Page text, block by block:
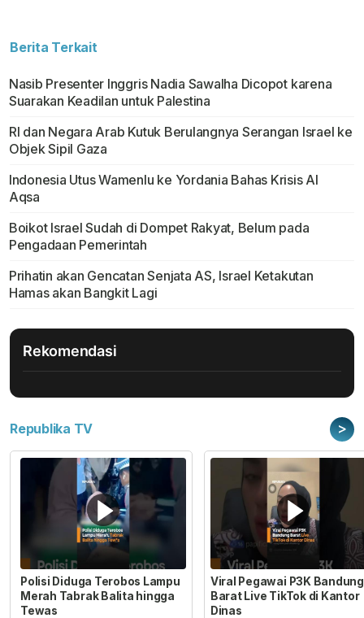
Berita Terkait
Nasib Presenter Inggris Nadia Sawalha Dicopot karena
Suarakan Keadilan untuk Palestina
RI dan Negara Arab Kutuk Berulangnya Serangan Israel ke
Objek Sipil Gaza
Indonesia Utus Wamenlu ke Yordania Bahas Krisis Al
Aqsa
Boikot Israel Sudah di Dompet Rakyat, Belum pada
Pengadaan Pemerintah
Prihatin akan Gencatan Senjata AS, Israel Ketakutan
Hamas akan Bangkit Lagi
Rekomendasi
Republika TV >
Polisi Diduga Terobos Lampu
Merah Tabrak Balita hingga
Tewas
Viral Pegawai P3K Bandung
Barat Live TikTok di Kantor
Dinas